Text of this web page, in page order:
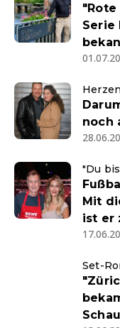
"Rote
Serie
noch
"Du
Mit
ist er
Set-